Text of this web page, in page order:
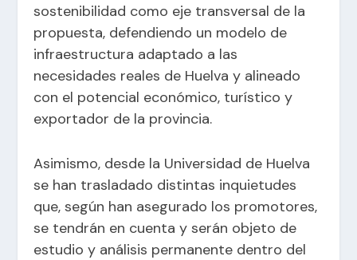
sostenibilidad como eje transversal de la
propuesta, defendiendo un modelo de
infraestructura adaptado a las
necesidades reales de Huelva y alineado
con el potencial económico, turístico y
exportador de la provincia.
Asimismo, desde la Universidad de Huelva
se han trasladado distintas inquietudes
que, según han asegurado los promotores,
se tendrán en cuenta y serán objeto de
estudio y análisis permanente dentro del